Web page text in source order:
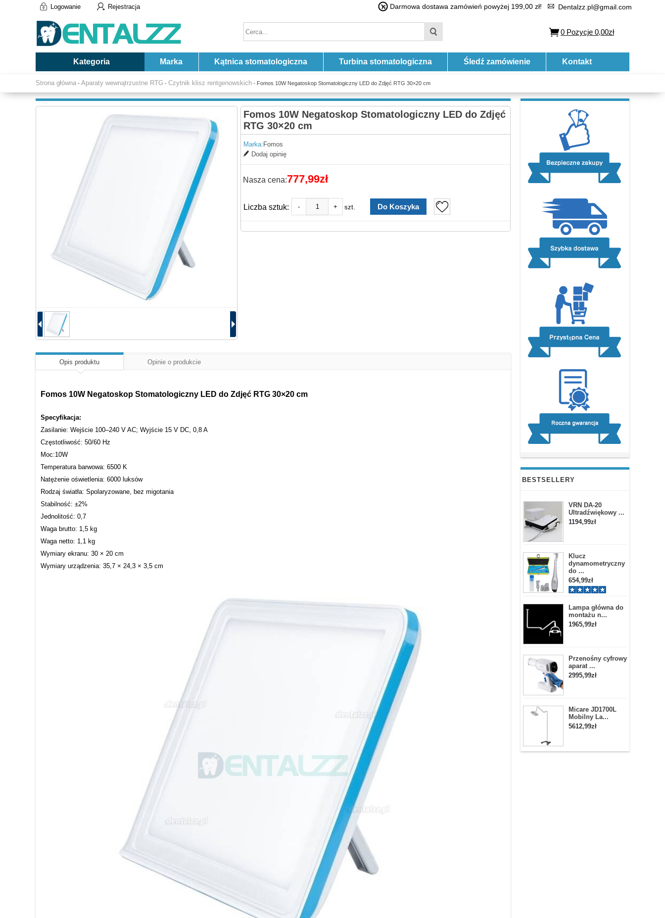
Logowanie Rejestracja Darmowa dostawa zamówień powyżej 199,00 zł! Dentalzz.pl@gmail.com
0 Pozycje 0,00zł
Kategoria Marka Kątnica stomatologiczna Turbina stomatologiczna Śledź zamówienie Kontakt
Strona główna - Aparaty wewnątrzustne RTG - Czytnik klisz rentgenowskich - Fomos 10W Negatoskop Stomatologiczny LED do Zdjęć RTG 30×20 cm
BESTSELLERY
VRN DA-20
Ultradźwiękowy ...
1194,99zł
Klucz
dynamometryczny
do ...
654,99zł
Lampa główna do
montażu n...
1965,99zł
Przenośny cyfrowy
aparat ...
2995,99zł
Micare JD1700L
Mobilny La...
5612,99zł
Fomos 10W Negatoskop Stomatologiczny LED do Zdjęć
RTG 30×20 cm
Marka: Fomos
Dodaj opinię
Nasza cena:777,99zł
Liczba sztuk: - + szt.
Opis produktu Opinie o produkcie
Fomos 10W Negatoskop Stomatologiczny LED do Zdjęć RTG 30×20 cm
Specyfikacja:
Zasilanie: Wejście 100–240 V AC; Wyjście 15 V DC, 0,8 A
Częstotliwość: 50/60 Hz
Moc:10W
Temperatura barwowa: 6500 K
Natężenie oświetlenia: 6000 luksów
Rodzaj światła: Spolaryzowane, bez migotania
Stabilność: ±2%
Jednolitość: 0,7
Waga brutto: 1,5 kg
Waga netto: 1,1 kg
Wymiary ekranu: 30 × 20 cm
Wymiary urządzenia: 35,7 × 24,3 × 3,5 cm